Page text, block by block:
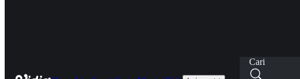
Cari